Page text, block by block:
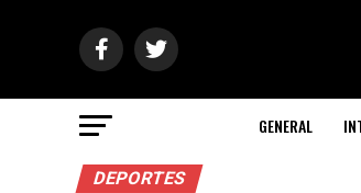
GENERAL
DEPORTES